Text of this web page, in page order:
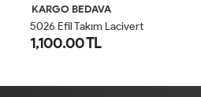
KARGO BEDAVA
1,300.00 TL